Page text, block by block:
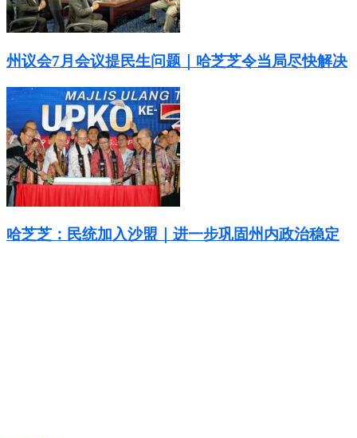
州议会7月会议提民生问题｜哈芝芝令当局尽快解决
哈芝芝：民统加入沙盟｜进一步巩固州内政治稳定